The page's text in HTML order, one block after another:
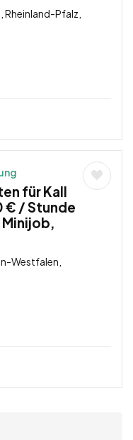
Pfalz,
für Kall
/ Stunde
Westfalen,